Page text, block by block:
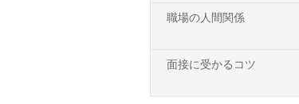
職場の人間関係
面接に受かるコツ